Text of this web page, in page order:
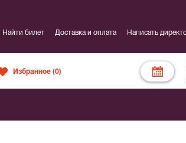
Найти билет Доставка и оплата Написать
Избранное (0)